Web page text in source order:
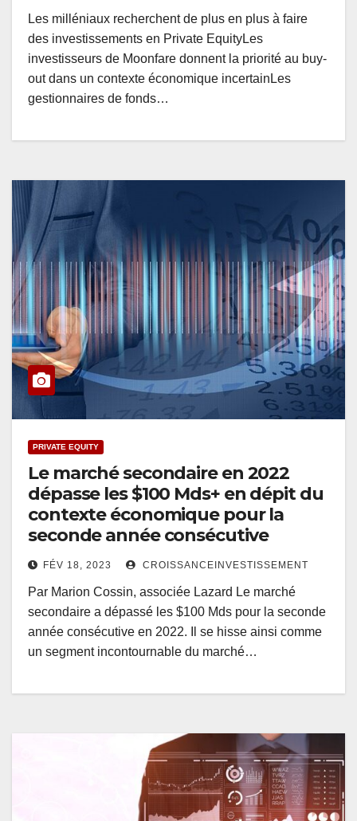
Les milléniaux recherchent de plus en plus à faire
des investissements en Private EquityLes
investisseurs de Moonfare donnent la priorité au buy-
out dans un contexte économique incertainLes
gestionnaires de fonds…
PRIVATE EQUITY
Le marché secondaire en 2022
dépasse les $100 Mds+ en dépit du
contexte économique pour la
seconde année consécutive
FÉV 18, 2023 CROISSANCEINVESTISSEMENT
Par Marion Cossin, associée Lazard Le marché
secondaire a dépassé les $100 Mds pour la seconde
année consécutive en 2022. Il se hisse ainsi comme
un segment incontournable du marché…